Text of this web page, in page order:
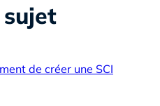
sujet
de créer une SCI